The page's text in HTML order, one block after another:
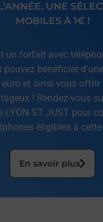
UNE
MOBILES À 1€ !
un forfait avec
pouvez bénéficier
et ainsi vous offrir
! Rendez-vous
LYON ST JUST pour
éligibles à
En savoir plus